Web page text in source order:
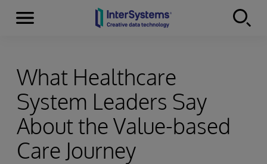
Skip to content
Menu
What Healthcare
System Leaders Say
About the Value-based
Care Journey